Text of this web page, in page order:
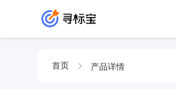
首页 产品详情